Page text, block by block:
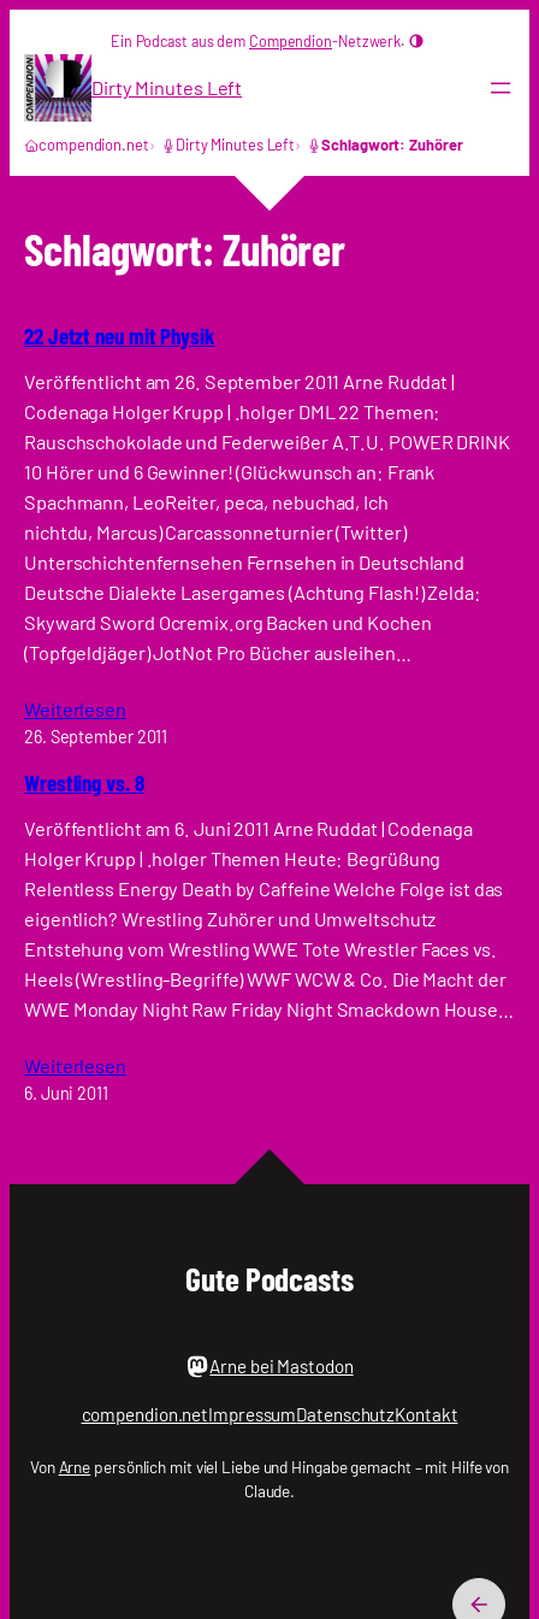
Inhalt
springen
Ein Podcast aus dem Compendion-Netzwerk.
Dirty Minutes Left
compendion.net Dirty Minutes Left Schlagwort: Zuhörer
Schlagwort: Zuhörer
22 Jetzt neu mit Physik
Veröffentlicht am 26. September 2011 Arne Ruddat |
Codenaga Holger Krupp | .holger DML 22 Themen:
Rauschschokolade und Federweißer A.T.U. POWER DRINK
10 Hörer und 6 Gewinner! (Glückwunsch an: Frank
Spachmann, LeoReiter, peca, nebuchad, Ich
nichtdu, Marcus) Carcassonneturnier (Twitter)
Unterschichtenfernsehen Fernsehen in Deutschland
Deutsche Dialekte Lasergames (Achtung Flash!) Zelda:
Skyward Sword Ocremix.org Backen und Kochen
(Topfgeldjäger) JotNot Pro Bücher ausleihen…
Weiterlesen
26. September 2011
Wrestling vs. 8
Veröffentlicht am 6. Juni 2011 Arne Ruddat | Codenaga
Holger Krupp | .holger Themen Heute: Begrüßung
Relentless Energy Death by Caffeine Welche Folge ist das
eigentlich? Wrestling Zuhörer und Umweltschutz
Entstehung vom Wrestling WWE Tote Wrestler Faces vs.
Heels (Wrestling-Begriffe) WWF WCW & Co. Die Macht der
WWE Monday Night Raw Friday Night Smackdown House…
Weiterlesen
6. Juni 2011
Gute Podcasts
Arne bei Mastodon
compendion.netImpressumDatenschutzKontakt
VonArne persönlich mit viel Liebe und Hingabe gemacht – mit Hilfe von
Claude.